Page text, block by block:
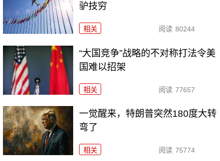
驴技穷
相关 阅读 80244
“大国竞争”战略的不对称打法令美
国难以招架
相关 阅读 77657
一觉醒来，特朗普突然180度大转
弯了
相关 阅读 75774